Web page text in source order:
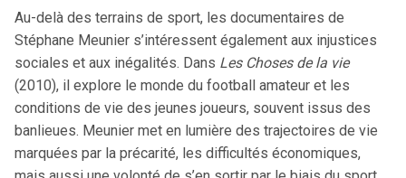
Au-delà des terrains de sport, les documentaires de
Stéphane Meunier s’intéressent également aux injustices
sociales et aux inégalités. Dans Les Choses de la vie
(2010), il explore le monde du football amateur et les
conditions de vie des jeunes joueurs, souvent issus des
banlieues. Meunier met en lumière des trajectoires de vie
marquées par la précarité, les difficultés économiques,